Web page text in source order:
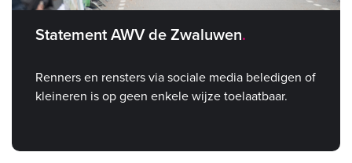
Statement AWV de Zwaluwen
Renners en rensters via sociale media beledigen of
kleineren is op geen enkele wijze toelaatbaar.